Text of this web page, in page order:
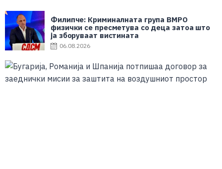
Филипче: Криминалната група ВМРО
физички се пресметува со деца затоа што
ја зборуваат вистината
06.08.2026